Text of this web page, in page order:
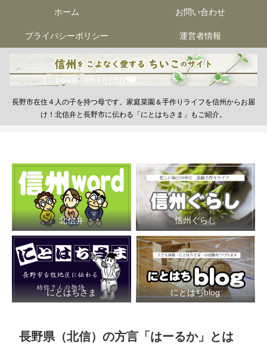
長野市在住４人の子を持つ母です。家庭菜園＆手作りライフを信州からお届
け！北信弁と長野市に伝わる「にとはちさま」もご紹介。
ホーム お問い合わせ
プライバシーポリシー 運営者情報
北信弁 信州ぐらし
にとはちさま にとはちblog
長野県（北信）の方言「はーるか」とは